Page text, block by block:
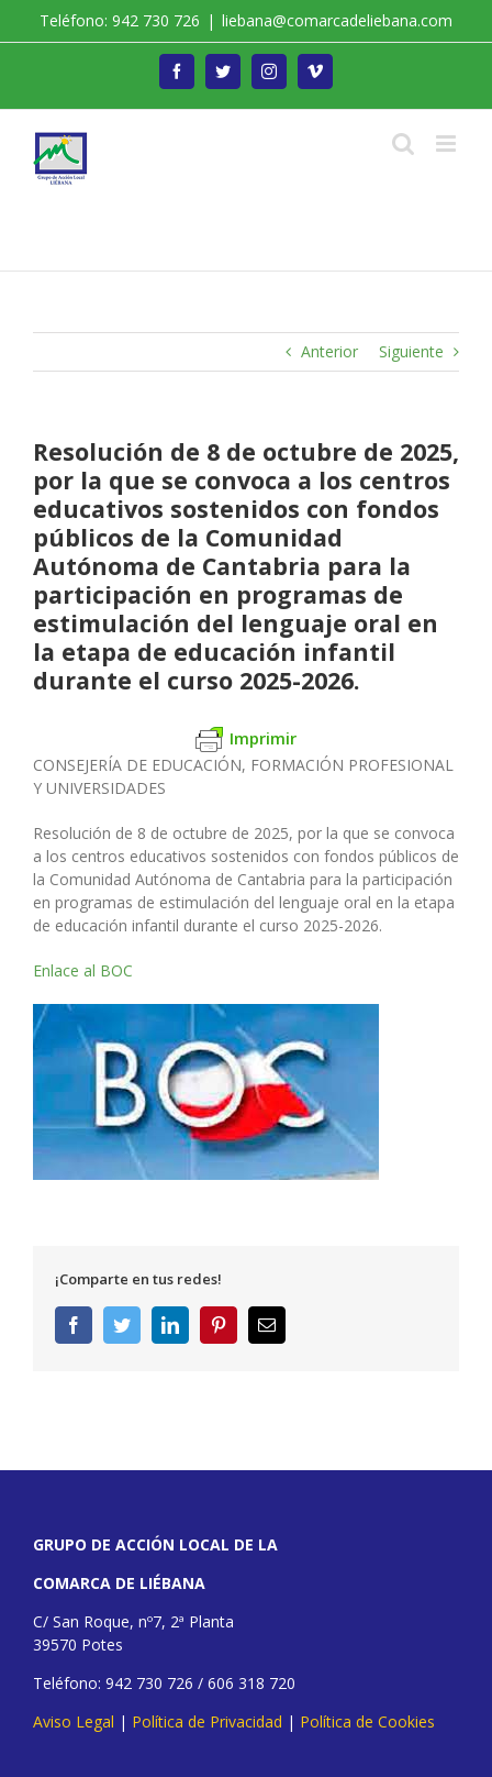
Teléfono: 942 730 726 | liebana@comarcadeliebana.com
FacebookTwitterInstagramVimeo
Anterior Siguiente
Resolución de 8 de octubre de 2025,
por la que se convoca a los centros
educativos sostenidos con fondos
públicos de la Comunidad
Autónoma de Cantabria para la
participación en programas de
estimulación del lenguaje oral en
la etapa de educación infantil
durante el curso 2025-2026.
Imprimir
CONSEJERÍA DE EDUCACIÓN, FORMACIÓN PROFESIONAL
Y UNIVERSIDADES
Resolución de 8 de octubre de 2025, por la que se convoca
a los centros educativos sostenidos con fondos públicos de
la Comunidad Autónoma de Cantabria para la participación
en programas de estimulación del lenguaje oral en la etapa
de educación infantil durante el curso 2025-2026.
Enlace al BOC
¡Comparte en tus redes!
FacebookTwitterLinkedInPinterestCorreo
electrónico
GRUPO DE ACCIÓN LOCAL DE LA
COMARCA DE LIÉBANA
C/ San Roque, nº7, 2ª Planta
39570 Potes
Teléfono: 942 730 726 / 606 318 720
Aviso Legal | Política de Privacidad | Política de Cookies